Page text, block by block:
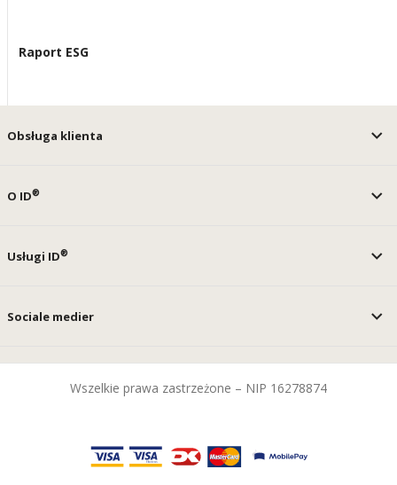
Raport ESG
Obsługa klienta
O ID®
Usługi ID®
Sociale medier
Wszelkie prawa zastrzeżone – NIP 16278874